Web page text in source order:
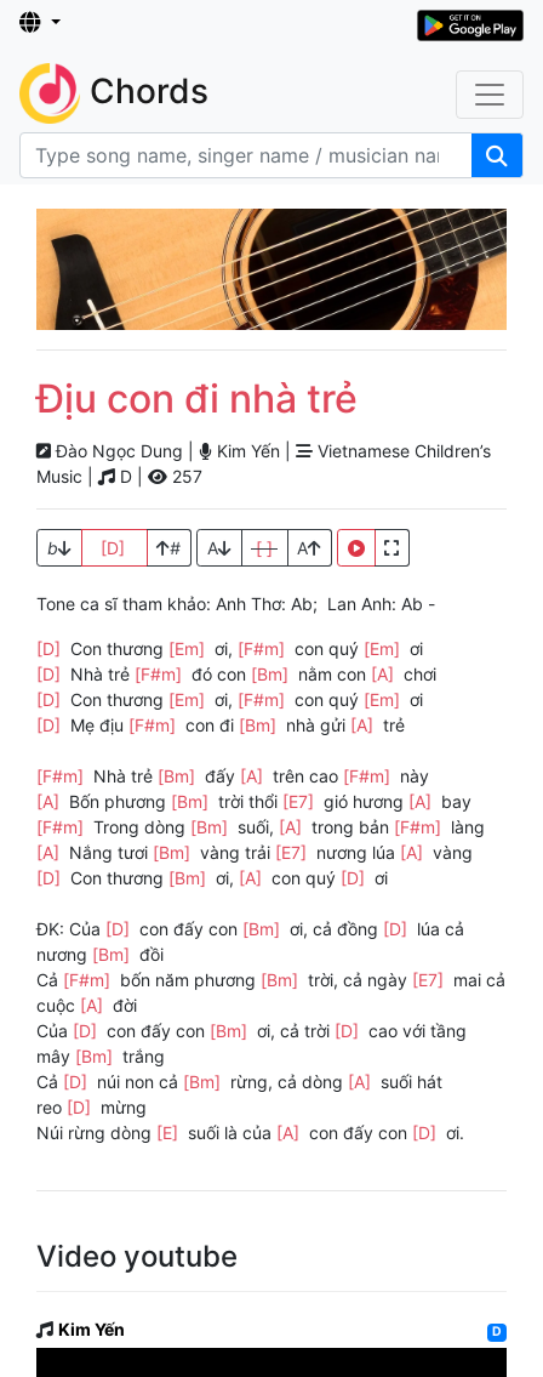
Chords
Địu con đi nhà trẻ
Đào Ngọc Dung | Kim Yến |
Vietnamese Children’s
Music |
D | 257
b [D] # A [ ] A
Tone ca sĩ tham khảo: Anh Thơ: Ab; Lan Anh: Ab -
[D] Con thương [Em] ơi, [F#m] con quý [Em] ơi
[D] Nhà trẻ [F#m] đó con [Bm] nằm con [A] chơi
[D] Con thương [Em] ơi, [F#m] con quý [Em] ơi
[D] Mẹ địu [F#m] con đi [Bm] nhà gửi [A] trẻ
[F#m] Nhà trẻ [Bm] đấy [A] trên cao [F#m] này
[A] Bốn phương [Bm] trời thổi [E7] gió hương [A] bay
[F#m] Trong dòng [Bm] suối, [A] trong bản [F#m] làng
[A] Nắng tươi [Bm] vàng trải [E7] nương lúa [A] vàng
[D] Con thương [Bm] ơi, [A] con quý [D] ơi
ĐK: Của [D] con đấy con [Bm] ơi, cả đồng [D] lúa cả
nương [Bm] đồi
Cả [F#m] bốn năm phương [Bm] trời, cả ngày [E7] mai cả
cuộc [A] đời
Của [D] con đấy con [Bm] ơi, cả trời [D] cao với tầng
mây [Bm] trắng
Cả [D] núi non cả [Bm] rừng, cả dòng [A] suối hát
reo [D] mừng
Núi rừng dòng [E] suối là của [A] con đấy con [D] ơi.
Video youtube
Kim Yến D